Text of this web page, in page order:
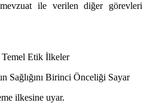
ile verilen diğer görevleri
Temel Etik İlkeler
Sağlığını Birinci Önceliği Sayar
ilkesine uyar.